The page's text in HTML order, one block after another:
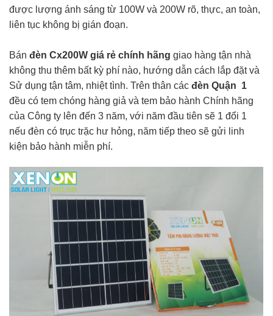
được lượng ánh sáng từ 100W và 200W rõ, thực, an toàn,
liên tục không bị gián đoạn.
Bán đèn Cx200W giá rẻ chính hãng giao hàng tận nhà
không thu thêm bất kỳ phí nào, hướng dẫn cách lắp đặt và
Sử dụng tận tâm, nhiệt tình. Trên thân các đèn Quận 1
đều có tem chóng hàng giả và tem bảo hành Chính hãng
của Công ty lên đến 3 năm, với năm đầu tiên sẽ 1 đổi 1
nếu đèn có trục trặc hư hỏng, năm tiếp theo sẽ gửi linh
kiện bảo hành miễn phí.